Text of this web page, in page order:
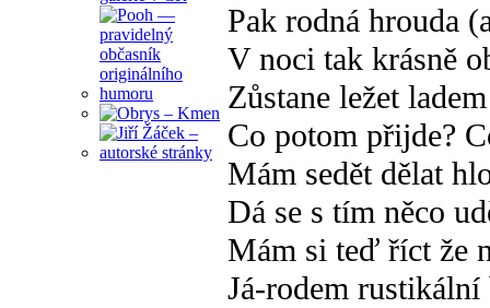
Pak rodná hrouda
V noci tak krásně
Zůstane ležet
Co potom přijde?
Mám sedět dělat
Dá se s tím něco
Mám si teď říct že
Já-rodem rustikální